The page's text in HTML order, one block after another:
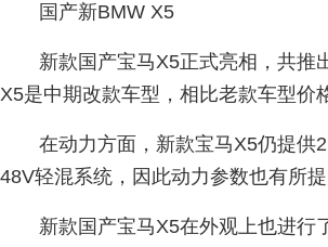
国产新BMW X5
新款国产宝马X5正式亮相，共推
X5是中期改款车型，相比老款车型价
在动力方面，新款宝马X5仍提供
48V轻混系统，因此动力参数也有所提
新款国产宝马X5在外观上也进行